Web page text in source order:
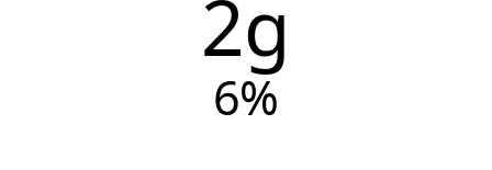
2g
6%